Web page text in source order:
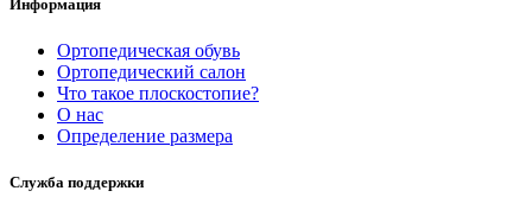
Информация
Ортопедическая обувь
Ортопедический салон
Что такое плоскостопие?
О нас
Определение размера
Служба поддержки